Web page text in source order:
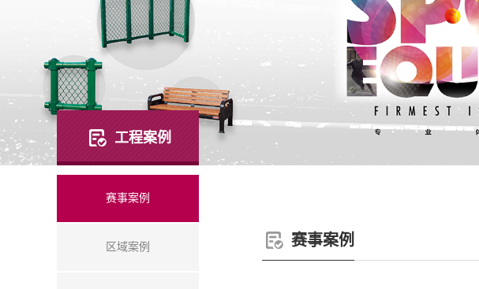
工程案例
赛事案例
区域案例 赛事案例